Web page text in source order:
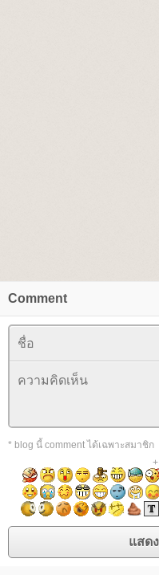
Comment
* blog นี้ comment ได้เฉพาะสมาชิก
+